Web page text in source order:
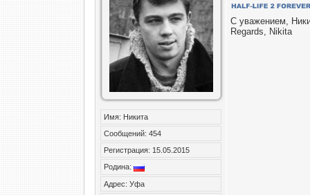
Имя: Никита
Сообщений: 454
Регистрация: 15.05.2015
Родина:
Адрес: Уфа
С уважением,
Regards, Nikita